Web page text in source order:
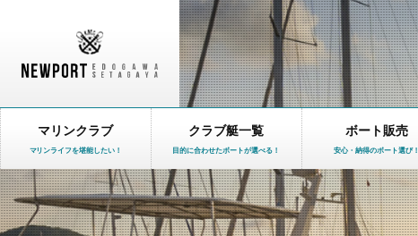
マリンクラブ
マリンライフを堪能したい！
クラブ艇一覧
目的に合わせたボートが選べる！
ボート販売
安心・納得のボート選び！